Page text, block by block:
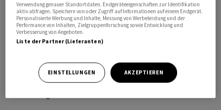
Die Verzögerungen seien frustrierend, aber es könne
nicht viel getan werden, um die Auslieferung zu
beschleunigen.Boeing
Beschaffung von Komponenten, da einige Hersteller
Anforderungen an das Flugzeug hätten sich angesichts
der sich entwickelnden potenziellen Bedrohungen
Verwendung genauer Standortdaten. Endgeräteeigenschaften zur Identifikation
aktiv abfragen. Speichern von oder Zugriff auf Informationen auf einem Endgerät.
Personalisierte Werbung und Inhalte, Messung von Werbeleistung und der
Performance von Inhalten, Zielgruppenforschung sowie Entwicklung und
Verbesserung von Angeboten.
Liste der Partner (Lieferanten)
EINSTELLUNGEN AKZEPTIEREN